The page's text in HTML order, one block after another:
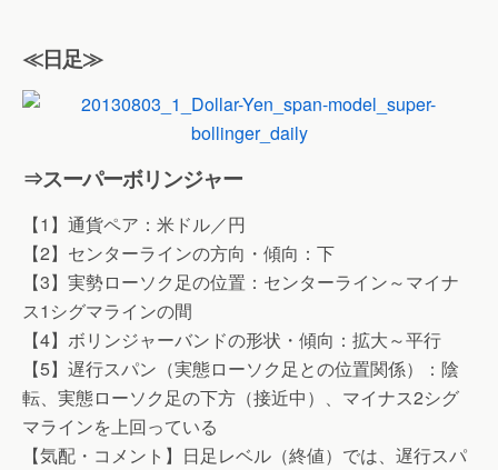
≪日足≫
⇒スーパーボリンジャー
【1】通貨ペア：米ドル／円
【2】センターラインの方向・傾向：下
【3】実勢ローソク足の位置：センターライン～マイナ
ス1シグマラインの間
【4】ボリンジャーバンドの形状・傾向：拡大～平行
【5】遅行スパン（実態ローソク足との位置関係）：陰
転、実態ローソク足の下方（接近中）、マイナス2シグ
マラインを上回っている
【気配・コメント】日足レベル（終値）では、遅行スパ